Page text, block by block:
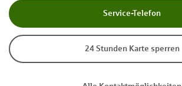
Service-Telefon
24 Stunden Karte sperren